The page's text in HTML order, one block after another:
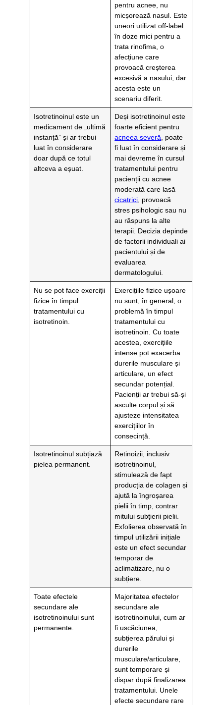
pentru acnee, nu
micșorează nasul. Este
uneori utilizat off-label
în doze mici pentru a
trata rinofima, o
afecțiune care
provoacă creșterea
excesivă a nasului, dar
acesta este un
scenariu diferit.
Isotretinoinul este un
medicament de „ultimă
instanță” și ar trebui
luat în considerare
doar după ce totul
altceva a eșuat.
Deși isotretinoinul este
foarte eficient pentru
acneea severă , poate
fi luat în considerare și
mai devreme în cursul
tratamentului pentru
pacienții cu acnee
moderată care lasă
cicatrici , provoacă
stres psihologic sau nu
au răspuns la alte
terapii. Decizia depinde
de factorii individuali ai
pacientului și de
evaluarea
dermatologului.
Nu se pot face exerciții
fizice în timpul
tratamentului cu
isotretinoin.
Exercițiile fizice ușoare
nu sunt, în general, o
problemă în timpul
tratamentului cu
isotretinoin. Cu toate
acestea, exercițiile
intense pot exacerba
durerile musculare și
articulare, un efect
secundar potențial.
Pacienții ar trebui să-și
asculte corpul și să
ajusteze intensitatea
exercițiilor în
consecință.
Isotretinoinul subțiază
pielea permanent.
Retinoizii, inclusiv
isotretinoinul,
stimulează de fapt
producția de colagen și
ajută la îngroșarea
pielii în timp, contrar
mitului subțierii pielii.
Exfolierea observată în
timpul utilizării inițiale
este un efect secundar
temporar de
aclimatizare, nu o
subțiere.
Toate efectele
secundare ale
isotretinoinului sunt
permanente.
Majoritatea efectelor
secundare ale
isotretinoinului, cum ar
fi uscăciunea,
subțierea părului și
durerile
musculare/articulare,
sunt temporare și
dispar după finalizarea
tratamentului. Unele
efecte secundare rare